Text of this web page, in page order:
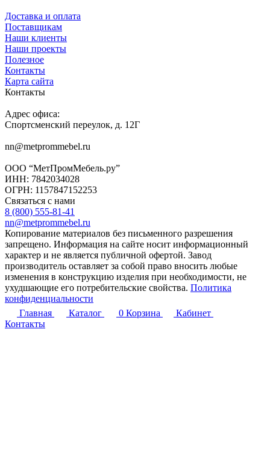
Доставка и оплата
Поставщикам
Наши клиенты
Наши проекты
Полезное
Контакты
Карта сайта
Контакты
Адрес офиса:
Спортсменский переулок, д. 12Г
nn@metprommebel.ru
ООО “МетПромМебель.ру”
ИНН: 7842034028
ОГРН: 1157847152253
Связаться с нами
8 (800) 555-81-41
nn@metprommebel.ru
Копирование материалов без письменного разрешения
запрещено. Информация на сайте носит информационный
характер и не является публичной офертой. Завод
производитель оставляет за собой право вносить любые
изменения в конструкцию изделия при необходимости, не
ухудшающие его потребительские свойства. Политика
конфиденциальности
Главная
Каталог 0 Корзина
Кабинет
Контакты